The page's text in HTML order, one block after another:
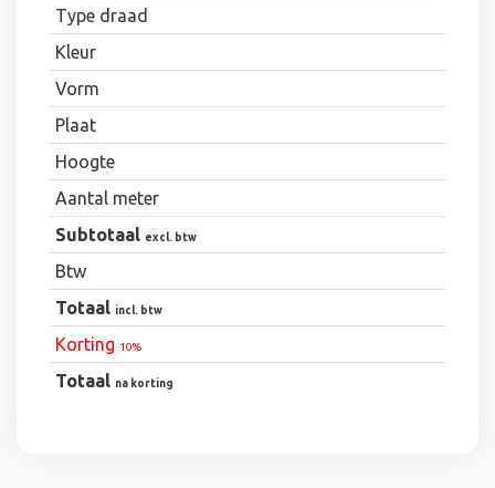
Type draad
Kleur
Vorm
Plaat
Hoogte
Aantal meter
Subtotaal excl. btw
Btw
Totaal incl. btw
Korting 10%
Totaal na korting